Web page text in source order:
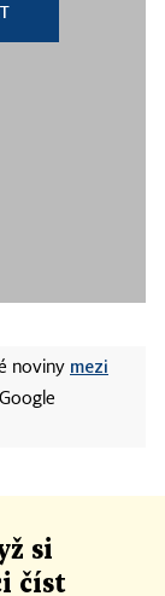
noviny mezi
si
číst